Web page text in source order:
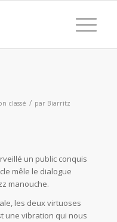
classé / par Biarritz
un public conquis
mêle le dialogue
manouche.
les deux virtuoses
une vibration qui nous